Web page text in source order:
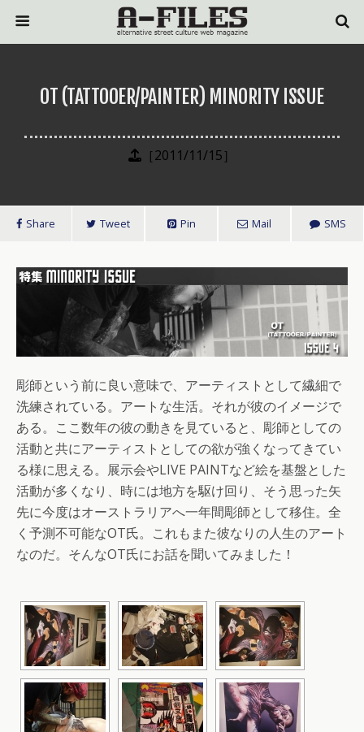
OT (TATTOOER/PAINTER) MINORITY ISSUE
［2011/11/15］
Share Tweet Pin Mail SMS
彫師という前に良い意味で、アーティストとして繊細で
洗練されている。アートな生活。それが彼のイメージで
ある。ここ数年の彼の動きを見ていると、彫師としての
活動と共にアーティストとしての欲が強くなってきてい
る様に思える。展示会やLIVE PAINTなど絵を基盤とした
活動が多くなり、時には地方を駆け回り、そう思った矢
先に今度はオーストラリアへ一年間彫師として移住。全
く予測不可能なOT氏。これもまた彼なりの人生のアート
なのだ。そんなOT氏にお話を聞いてみました！